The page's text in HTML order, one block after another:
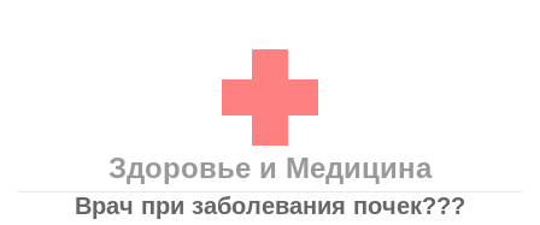
Здоровье и Медицина
Врач при заболевания почек???